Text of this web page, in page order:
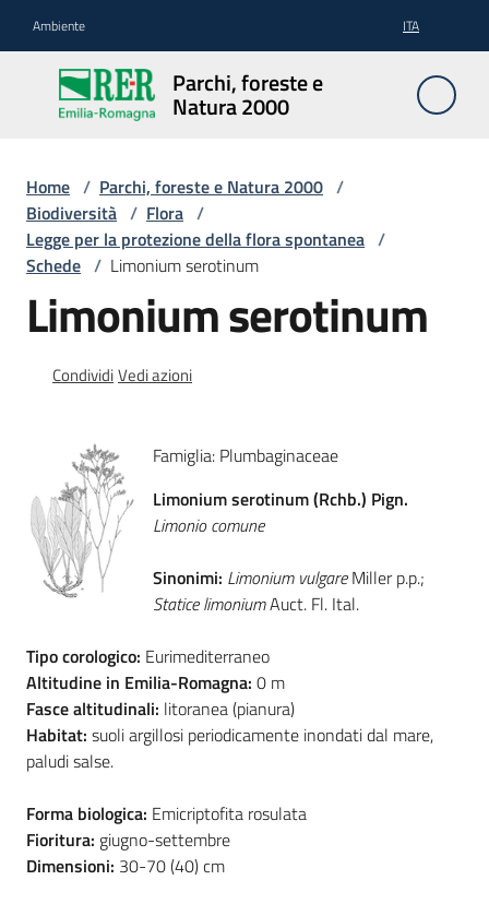
Ambiente ITA
Parchi, foreste e
Natura 2000
Parchi,
foreste
e
2000
Aree
Protette
Foreste
Consultazione
Seguici
su
Home / Parchi, foreste e Natura 2000 /
Biodiversità / Flora /
Legge per la protezione della flora spontanea /
Schede / Limonium serotinum
Limonium serotinum
CondividiVedi azioni
Famiglia: Plumbaginaceae
Limonium serotinum (Rchb.) Pign.
Limonio comune
Sinonimi: Limonium vulgareMiller p.p.;
Statice limoniumAuct. Fl. Ital.
Tipo corologico: Eurimediterraneo
Altitudine in Emilia-Romagna: 0 m
Fasce altitudinali: litoranea (pianura)
Habitat: suoli argillosi periodicamente inondati dal mare,
paludi salse.
Forma biologica: Emicriptofita rosulata
Fioritura: giugno-settembre
Dimensioni: 30-70 (40) cm